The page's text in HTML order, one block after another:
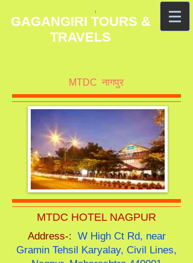
GAGANGIRI TOURS &
TRAVELS
MTDC नागपुर
MTDC HOTEL NAGPUR
Address-: W High Ct Rd, near
Gramin Tehsil Karyalay, Civil Lines,